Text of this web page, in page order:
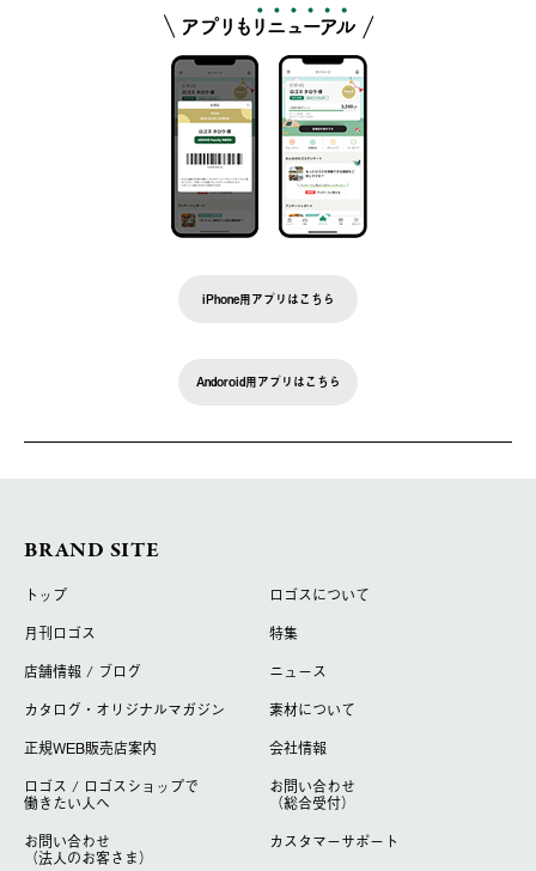
iPhone用アプリはこちら
Andoroid用アプリはこちら
BRAND SITE
トップ
ロゴスについて
月刊ロゴス
特集
店舗情報 / ブログ
ニュース
カタログ・オリジナルマガジン
素材について
正規WEB販売店案内
会社情報
ロゴス / ロゴスショップで
働きたい人へ
お問い合わせ
（総合受付）
お問い合わせ
（法人のお客さま）
カスタマーサポート